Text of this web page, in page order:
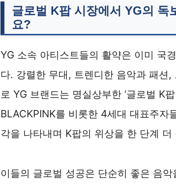
글로벌 K팝 시장에서 YG의 독
요?
YG 소속 아티스트들의 활약은 이미 국
다. 강렬한 무대, 트렌디한 음악과 패션
로 YG 브랜드는 명실상부한 ‘글로벌 K
BLACKPINK를 비롯한 4세대 대표주자
각을 나타내며 K팝의 위상을 한 단계 더
이들의 글로벌 성공은 단순히 좋은 음